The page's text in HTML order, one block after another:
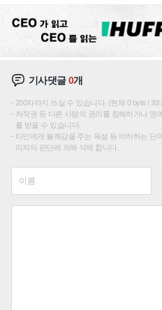
기사댓글0개
200자까지 쓰실 수 있습니다. (현재 0 byte / 최
저작권 등 다른 사람의 권리를 침해하거나 명
를 받을 수 있습니다.
타인에게 불쾌감을 주는 욕설 등 비하하는 단
리자의 판단에 의해 삭제 합니다.